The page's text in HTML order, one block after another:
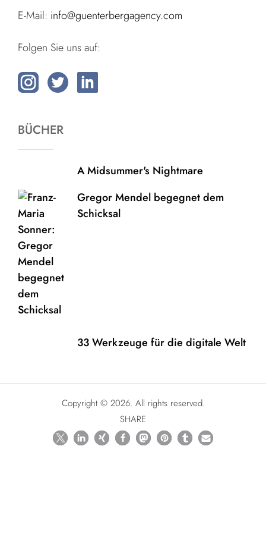
E-Mail: info@guenterbergagency.com
Folgen Sie uns auf:
BÜCHER
A Midsummer's Nightmare
Gregor Mendel begegnet dem
Schicksal
33 Werkzeuge für die digitale Welt
Copyright © 2026. All rights reserved.
SHARE